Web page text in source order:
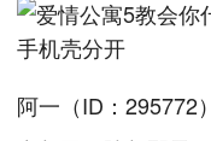
阿一（ID：295772